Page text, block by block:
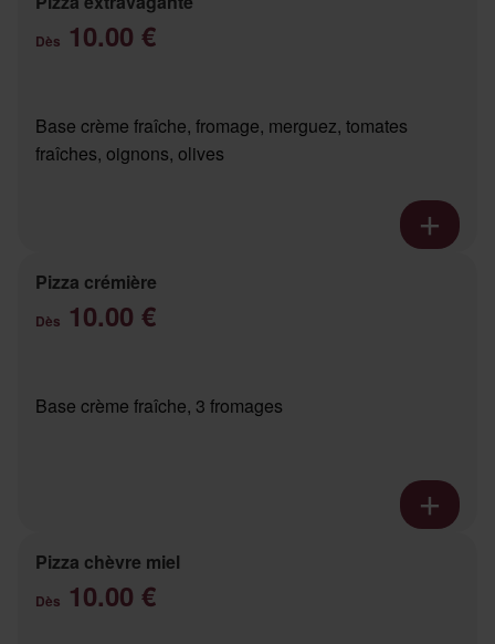
Dès 10.00 €
Base crème fraîche, fromage, merguez, tomates
fraîches, oignons, olives
Pizza crémière
Dès 10.00 €
Base crème fraîche, 3 fromages
Pizza chèvre miel
Dès 10.00 €